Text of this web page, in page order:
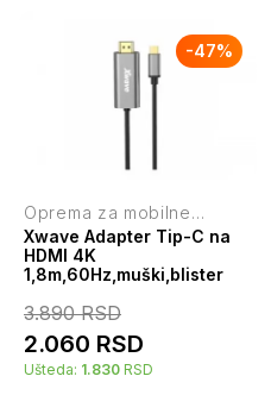
-47%
Oprema za mobilne
telefone
Xwave Adapter Tip-C na
HDMI 4K
1,8m,60Hz,muški,blister
3.890RSD
2.060 RSD
Ušteda: 1.830 RSD